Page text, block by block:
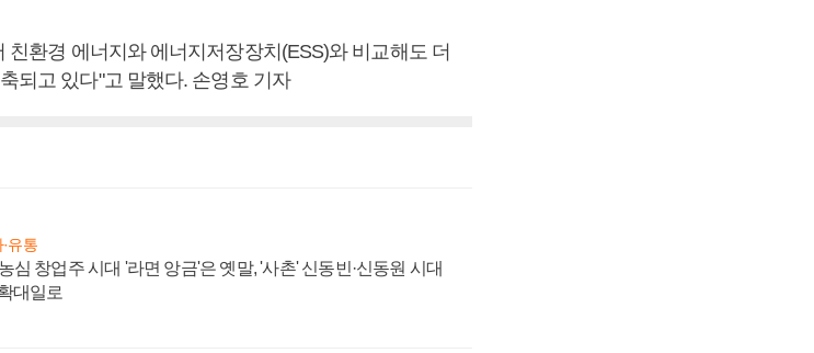
환경 에너지와 에너지저장장치(ESS)와 비교해도 더
되고 있다"고 말했다. 손영호 기자
유통
심 창업주 시대 '라면 앙금'은 옛말, '사촌' 신동빈·신동원 시대
대일로